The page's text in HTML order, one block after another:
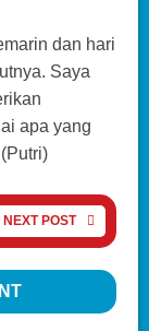
dan hari
Saya
apa yang
NEXT POST